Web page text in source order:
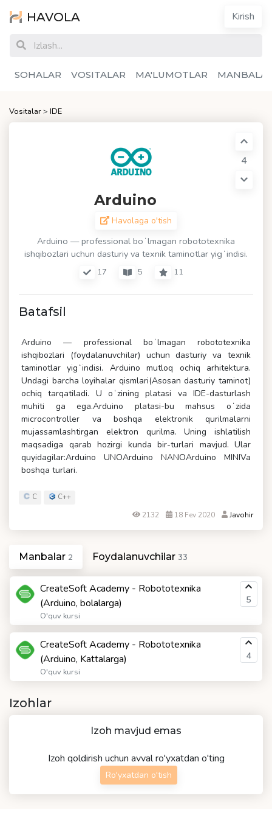
HAVOLA Kirish
SOHALAR VOSITALAR MA'LUMOTLAR
Vositalar> IDE
Arduino
Havolaga o'tish
Arduino — professional boʻlmagan robototexnika
ishqibozlari uchun dasturiy va texnik taminotlar yigʻindisi.
17 5 11
4
Batafsil
Arduino — professional boʻlmagan robototexnika
ishqibozlari (foydalanuvchilar) uchun dasturiy va texnik
taminotlar yigʻindisi. Arduino mutloq ochiq arhitektura.
Undagi barcha loyihalar qismlari(Asosan dasturiy taminot)
ochiq tarqatiladi. U oʻzining platasi va IDE-dasturlash
muhiti ga ega.Arduino platasi-bu mahsus oʻzida
microcontroller va boshqa elektronik qurilmalarni
mujassamlashtirgan elektron qurilma. Uning ishlatilish
maqsadiga qarab hozirgi kunda bir-turlari mavjud. Ular
quyidagilar:Arduino UNOArduino NANOArduino MINIVa
boshqa turlari.
C C++
2132 18 Fev 2020 Javohir
Manbalar 2 Foydalanuvchilar 33
CreateSoft Academy - Robototexnika
(Arduino, bolalarga)
O'quv kursi
5
CreateSoft Academy - Robototexnika
(Arduino, Kattalarga)
O'quv kursi
4
Izohlar
Izoh mavjud emas
Izoh qoldirish uchun avval ro'yxatdan o'ting
Ro'yxatdan o'tish